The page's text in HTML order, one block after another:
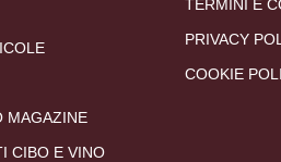
MAGAZINE
CIBO E VINO
TERMINI E
PRIVACY
COOKIE